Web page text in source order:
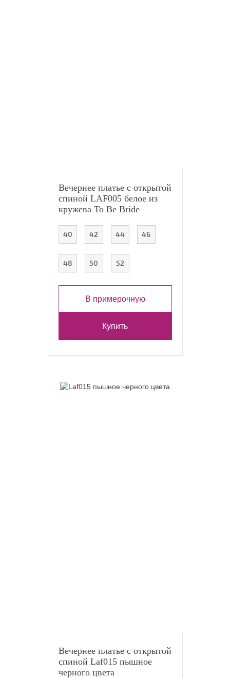
Вечернее платье с открытой
спиной LAF005 белое из
кружева To Be Bride
40 42 44 46
48 50 52
В примерочную
Купить
Вечернее платье с открытой
спиной Laf015 пышное
черного цвета